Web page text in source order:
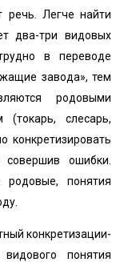
речь. Легче найти
два-три видовых
в переводе
завода», тем
родовыми
слесарь,
ошибки.
родовые, понятия
конкретизации-
понятия